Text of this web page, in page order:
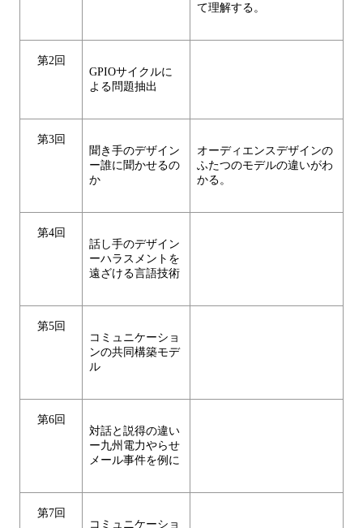
て理解する。
第2回
GPIOサイクルに
よる問題抽出
第3回
聞き手のデザイン
ー誰に聞かせるの
か
オーディエンスデザインの
ふたつのモデルの違いがわ
かる。
第4回
話し手のデザイン
ーハラスメントを
遠ざける言語技術
第5回
コミュニケーショ
ンの共同構築モデ
ル
第6回
対話と説得の違い
ー九州電力やらせ
メール事件を例に
第7回
コミュニケーショ